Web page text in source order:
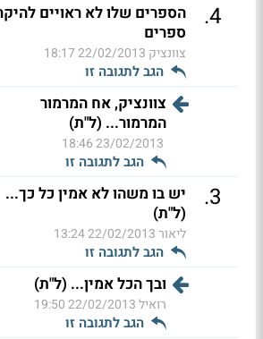
4
.
הספרים שלו לא ראויים
ספרים
צוונציק 22/02/2013 18:17
הגב לתגובה זו
צוונציק, אח המרמור
המרמור... (ל"ת)
23/02/2013 18:46
הגב לתגובה זו
3
.
יש בו משהו לא אמין כל כך...
(ל"ת)
ליאור22/02/2013 13:24
הגב לתגובה זו
ובך הכל אמין... (ל"ת)
רואיל22/02/2013 19:50
הגב לתגובה זו